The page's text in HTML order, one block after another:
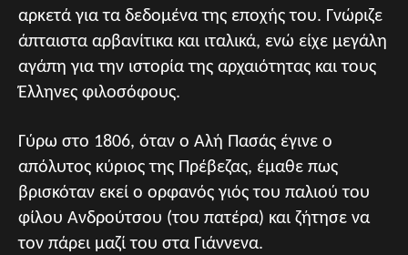
αρκετά για τα δεδομένα της εποχής του. Γνώριζε
άπταιστα αρβανίτικα και ιταλικά, ενώ είχε μεγάλη
αγάπη για την ιστορία της αρχαιότητας και τους
Έλληνες φιλοσόφους.
Γύρω στο 1806, όταν ο Αλή Πασάς έγινε ο
απόλυτος κύριος της Πρέβεζας, έμαθε πως
βρισκόταν εκεί ο ορφανός γιός του παλιού του
φίλου Ανδρούτσου (του πατέρα) και ζήτησε να
τον πάρει μαζί του στα Γιάννενα.